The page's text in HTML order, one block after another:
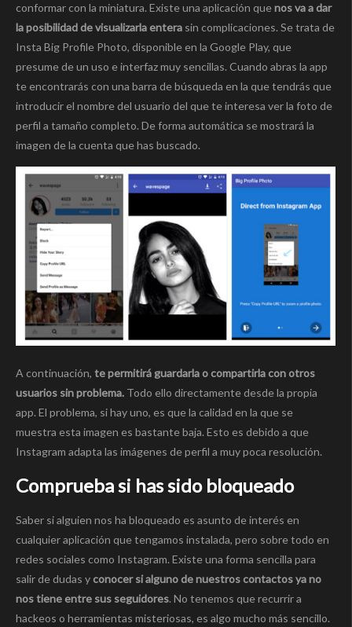
conformar con la miniatura. Existe una aplicación quenos va a dar
la posibilidad de visualizarla entera sin complicaciones. Se trata de
Insta Big Profile Photo, disponible en la Google Play, que
presume de un uso e interfaz muy sencillas. Cuando abras la app
te encontrarás con una barra de búsqueda en la que tendrás que
introducir el nombre del usuario del que te interesa ver la foto de
perfil a tamaño completo. De forma automática se mostrará la
imagen de la cuenta que has buscado.
A continuación, te permitirá guardarla o compartirla con otros
usuarios sin problema. Todo ello directamente desde la propia
app. El problema, si hay uno, es que la calidad en la que se
muestra esta imagen es bastante baja. Esto es debido a que
Instagram adapta las imágenes de perfil a muy poca resolución.
Comprueba si has sido bloqueado
Saber si alguien nos ha bloqueado es asunto de interés en
cualquier aplicación que tengamos instalada, pero sobre todo en
redes sociales como Instagram. Existe una forma sencilla para
salir de dudas y conocer si alguno de nuestros contactos ya no
nos tiene entre sus seguidores. No tenemos que recurrir a
hackeos o herramientas misteriosas, es algo mucho más sencillo.